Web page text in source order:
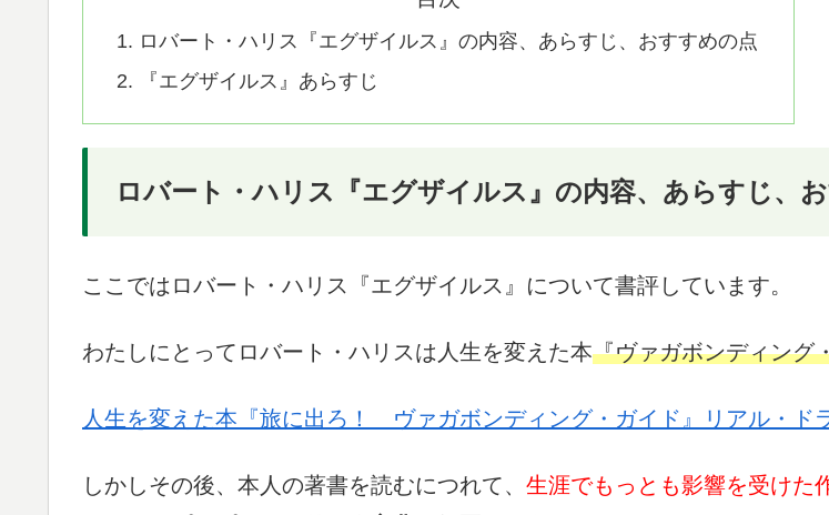
ロバート・ハリス『エグザイルス』の内容、あらすじ、おすすめの点
『エグザイルス』あらすじ
ロバート・ハリス『エグザイルス』の内容、あらすじ、
ここではロバート・ハリス『エグザイルス』について書評しています。
わたしにとってロバート・ハリスは人生を変えた本『ヴァガボンディング
人生を変えた本『旅に出ろ！ ヴァガボンディング・ガイド』リアル・ド
しかしその後、本人の著書を読むにつれて、 生涯でもっとも影響を受けた